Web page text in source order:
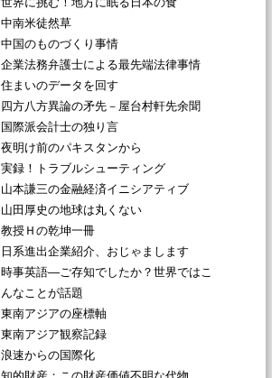
中南米徒然草
中国のものづくり事情
企業法務弁護士による最先端法律事情
住まいのデータを回す
四方八方異論の矛先－屋台村軒先余聞
国際派会計士の独り言
夜明け前のパキスタンから
実録！トラブルシューティング
山本謙三の金融経済イニシアティブ
山田厚史の地球は丸くない
教授Ｈの乾坤一冊
日系進出企業紹介、おじゃまします
時事英語―ご存知でしたか？世界ではこ
んなことが話題
東南アジアの座標軸
東南アジア観察記録
浪速からの国際化